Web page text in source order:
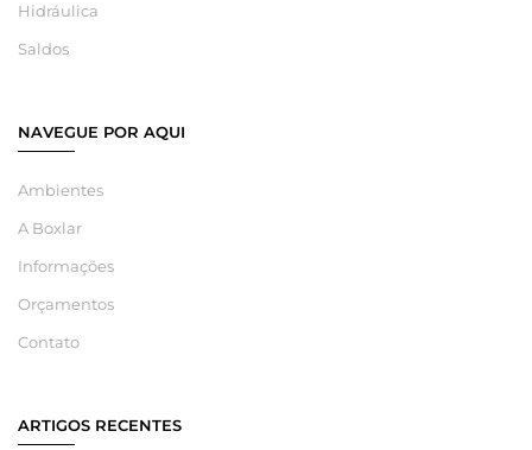
Hidráulica
Saldos
NAVEGUE POR AQUI
Ambientes
A Boxlar
Informações
Orçamentos
Contato
ARTIGOS RECENTES